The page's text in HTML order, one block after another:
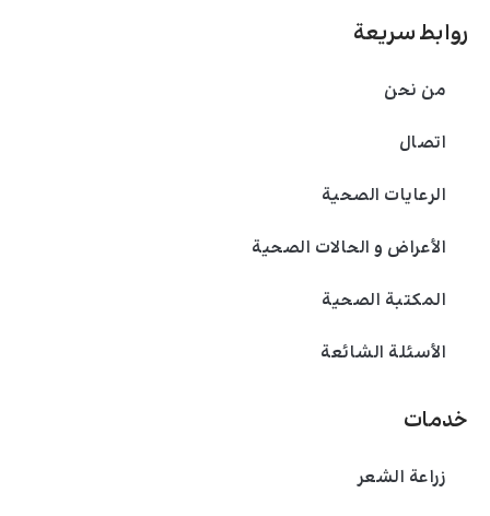
خدمات
زراعة الشعر
روابط سريعة
من نحن
اتصال
الرعايات الصحية
الأعراض و الحالات الصحية
المكتبة الصحية
الأسئلة الشائعة